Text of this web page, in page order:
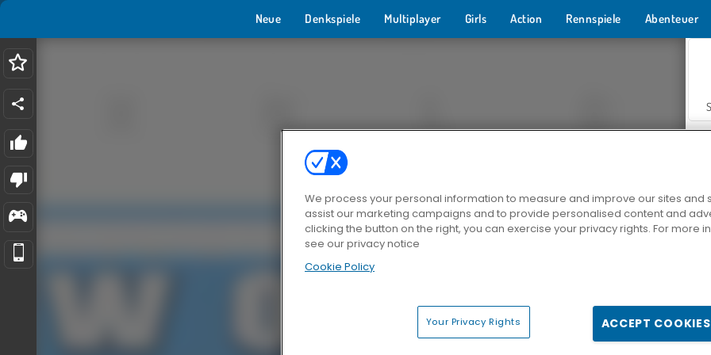
Neue Denkspiele Multiplayer Girls Action Rennspiele Abenteuer
We process your personal information to measure and improve our sites and
assist our marketing campaigns and to provide personalised content and
clicking the button on the right, you can exercise your privacy rights. For more
see our privacy notice
Cookie Policy
Your Privacy Rights ACCEPT COOKIES